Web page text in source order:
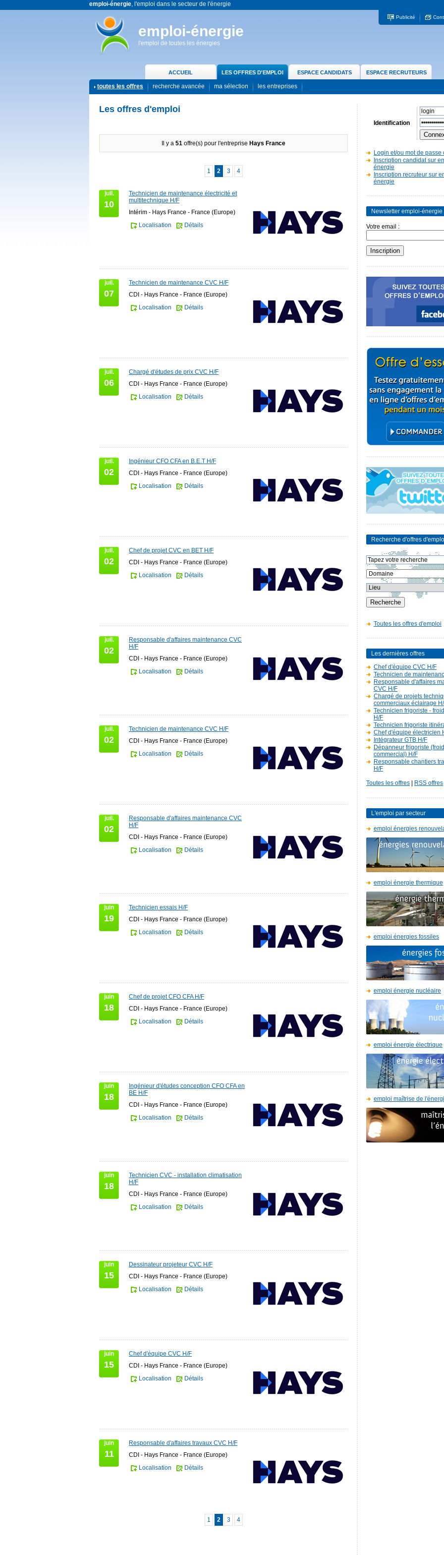
emploi-énergie, l'emploi dans le secteur de l'énergie
emploi-énergie
l'emploi de toutes les énergies
Publicité
ACCUEIL LES OFFRES D'EMPLOI ESPACE CANDIDATS ESPACE RECRUTEURS
toutes les offres recherche avancée ma sélection les entreprises
Les offres d'emploi
Il y a 51 offre(s) pour l'entreprise Hays France
1 2 3 4
juil.
10
Technicien de maintenance électricité et
multitechnique H/F
Intérim - Hays France - France (Europe)
Localisation
Détails
juil.
07
Technicien de maintenance CVC H/F
CDI - Hays France - France (Europe)
Localisation
Détails
juil.
06
Chargé d'études de prix CVC H/F
CDI - Hays France - France (Europe)
Localisation
Détails
juil.
02
Ingénieur CFO CFA en B.E.T H/F
CDI - Hays France - France (Europe)
Localisation
Détails
juil.
02
Chef de projet CVC en BET H/F
CDI - Hays France - France (Europe)
Localisation
Détails
juil.
02
Responsable d'affaires maintenance CVC
H/F
CDI - Hays France - France (Europe)
Localisation
Détails
juil.
02
Technicien de maintenance CVC H/F
CDI - Hays France - France (Europe)
Localisation
Détails
juil.
02
Responsable d'affaires maintenance CVC
H/F
CDI - Hays France - France (Europe)
Localisation
Détails
juin
19
Technicien essais H/F
CDI - Hays France - France (Europe)
Localisation
Détails
juin
18
Chef de projet CFO CFA H/F
CDI - Hays France - France (Europe)
Localisation
Détails
juin
18
Ingénieur d'études conception CFO CFA en
BE H/F
CDI - Hays France - France (Europe)
Localisation
Détails
juin
18
Technicien CVC - installation climatisation
H/F
CDI - Hays France - France (Europe)
Localisation
Détails
juin
15
Dessinateur projeteur CVC H/F
CDI - Hays France - France (Europe)
Localisation
Détails
juin
15
Chef d'équipe CVC H/F
CDI - Hays France - France (Europe)
Localisation
Détails
juin
11
Responsable d'affaires travaux CVC H/F
CDI - Hays France - France (Europe)
Localisation
Détails
1 2 3 4
Identification
Login et/ou mot de passe
Inscription candidat sur
énergie
Inscription recruteur sur
énergie
Newsletter emploi-énergie
Votre email :
Recherche d'offres
Toutes les offres d'emploi
Les dernières offres
Chef d'équipe CVC H/F
Technicien de
Responsable d'affaires
CVC H/F
Chargé de projets
commerciaux éclairage
Technicien frigoriste -
H/F
Technicien frigoriste
Chef d'équipe électricien
Intégrateur GTB H/F
Dépanneur frigoriste (froid
commercial) H/F
Responsable chantiers
H/F
Toutes les offres RSS offres
L'emploi par secteur
emploi énergies
emploi énergie thermique
emploi énergies fossiles
emploi énergie nucléaire
emploi énergie électrique
emploi maîtrise de